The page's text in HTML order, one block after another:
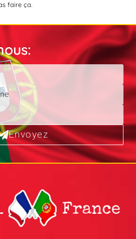
faire ça.
Envoyez